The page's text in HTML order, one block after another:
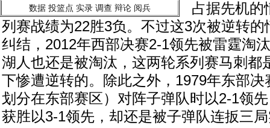
数据 投篮点 实录 调查 辩论 阅兵
占据先机的
列赛战绩为22胜3负。不过这3次被逆转
纠结，2012年西部决赛2-1领先被雷霆淘
湖人也还是被淘汰，这两轮系列赛马刺都
下惨遭逆转的。除此之外，1979年东部
划分在东部赛区）对阵子弹队时以2-1领
获胜以3-1领先，却还是被子弹队连扳三